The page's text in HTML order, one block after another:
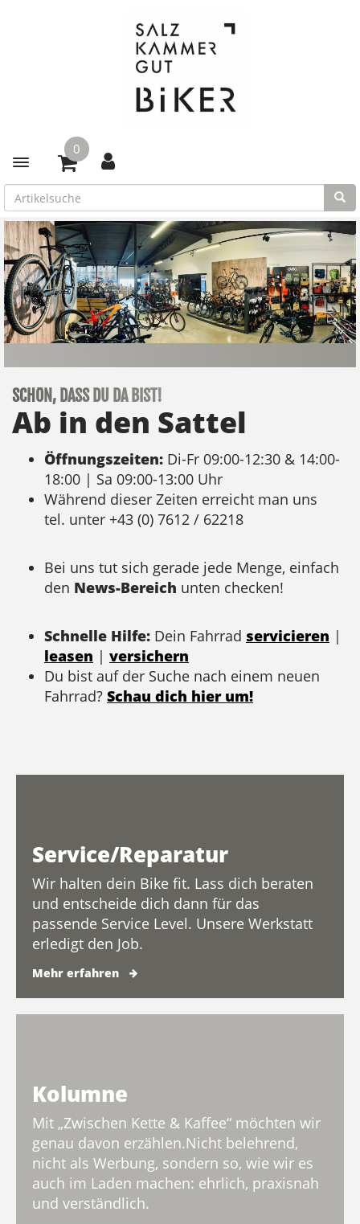
Toggle navigation
0
SCHÖN, DASS DU DA BIST!
Ab in den Sattel
Öffnungszeiten: Di-Fr 09:00-12:30 & 14:00-
18:00 | Sa 09:00-13:00 Uhr
Während dieser Zeiten erreicht man uns
tel. unter +43 (0) 7612 / 62218
Bei uns tut sich gerade jede Menge, einfach
den News-Bereich unten checken!
Schnelle Hilfe: Dein Fahrrad servicieren |
leasen | versichern
Du bist auf der Suche nach einem neuen
Fahrrad? Schau dich hier um!
Service/Reparatur
Wir halten dein Bike fit. Lass dich beraten
und entscheide dich dann für das
passende Service Level. Unsere Werkstatt
erledigt den Job.
Mehr erfahren
Kolumne
Mit „Zwischen Kette & Kaffee“ möchten wir
genau davon erzählen.Nicht belehrend,
nicht als Werbung, sondern so, wie wir es
auch im Laden machen: ehrlich, praxisnah
und verständlich.